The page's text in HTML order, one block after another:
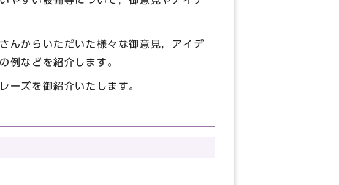
んからいただいた様々な御意見，アイデ
例などを紹介します。
ーズを御紹介いたします。